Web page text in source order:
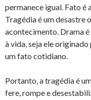
permanece igual. Fato é
Tragédia é um desastre
acontecimento. Drama
à vida, seja ele
um fato cotidiano.
Portanto, a tragédia é
fere, rompe e